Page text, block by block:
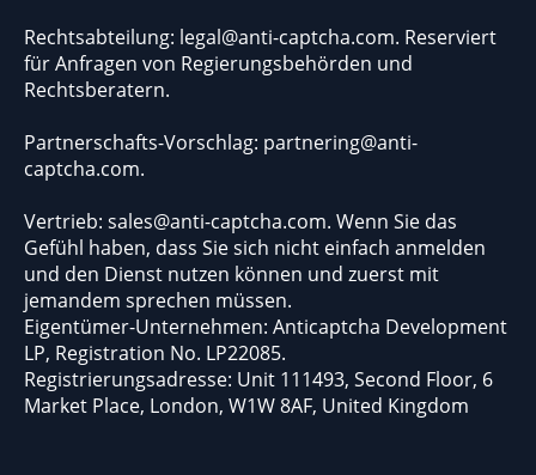
Rechtsabteilung: legal@anti-captcha.com. Reserviert
für Anfragen von Regierungsbehörden und
Rechtsberatern.
Partnerschafts-Vorschlag: partnering@anti-
captcha.com.
Vertrieb: sales@anti-captcha.com. Wenn Sie das
Gefühl haben, dass Sie sich nicht einfach anmelden
und den Dienst nutzen können und zuerst mit
jemandem sprechen müssen.
Eigentümer-Unternehmen: Anticaptcha Development
LP, Registration No. LP22085.
Registrierungsadresse: Unit 111493, Second Floor, 6
Market Place, London, W1W 8AF, United Kingdom